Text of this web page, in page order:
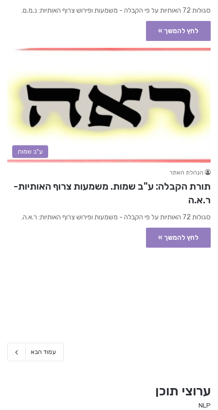
סגולות 72 האותיות על פי הקבלה - משמעות ופירוש צרוף האותיות: נ.מ.ם.
לחץ להמשך »
ע"ב שמות
הנהלת האתר
תורת הקבלה: ע"ב שמות. משמעות צרוף האותיות-
ר.א.ה
סגולות 72 האותיות על פי הקבלה - משמעות ופירוש צרוף האותיות: ר.א.ה.
לחץ להמשך »
עמוד הבא
ערוצי תוכן
NLP